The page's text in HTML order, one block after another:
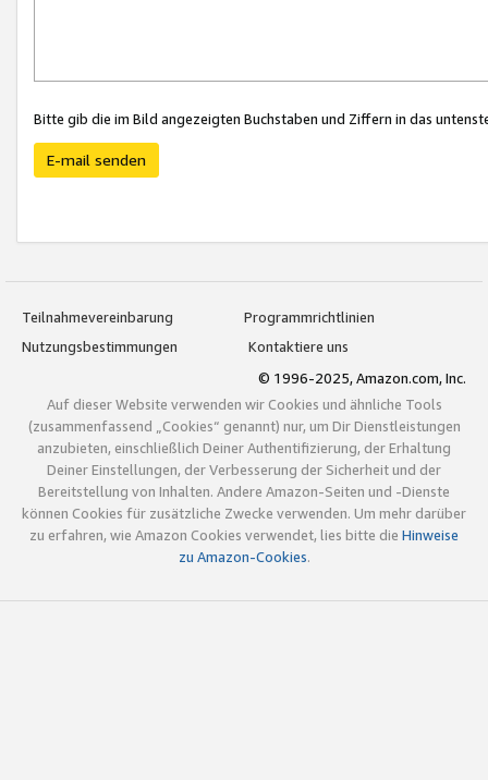
Bitte gib die im Bild angezeigten Buchstaben und Ziffern in das
E-mail senden
Teilnahmevereinbarung
Programmrichtlinien
Nutzungsbestimmungen
Kontaktiere uns
© 1996-2025, Amazon.com, Inc.
Auf dieser Website verwenden wir Cookies und ähnliche Tools
(zusammenfassend „Cookies“ genannt) nur, um Dir Dienstleistungen
anzubieten, einschließlich Deiner Authentifizierung, der Erhaltung
Deiner Einstellungen, der Verbesserung der Sicherheit und der
Bereitstellung von Inhalten. Andere Amazon-Seiten und -Dienste
können Cookies für zusätzliche Zwecke verwenden. Um mehr darüber
zu erfahren, wie Amazon Cookies verwendet, lies bitte die Hinweise
zu Amazon-Cookies.